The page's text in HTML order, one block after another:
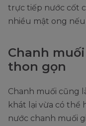
trực tiếp nước cốt
nhiều mật ong
Chanh
thon gọn
Chanh muối cũng
khát lại vừa có thể
nước chanh muối